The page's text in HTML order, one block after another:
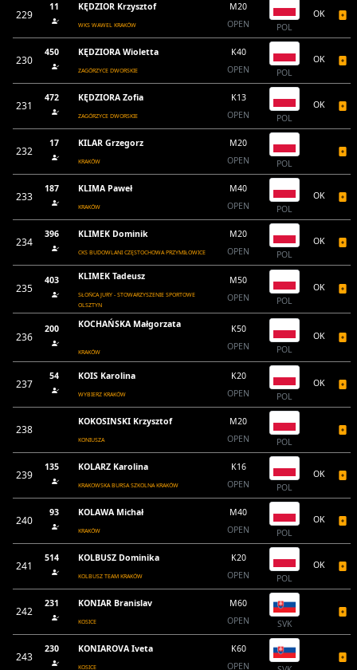
229
11 KĘDZIOR Krzysztof
WKS WAWEL KRAKÓW
M20
OPEN
POL
OK
230
450 KĘDZIORA Wioletta
ZAGÓRZYCE DWORSKIE
K40
OPEN
POL
OK
231
472 KĘDZIORA Zofia
ZAGÓRZYCE DWORSKIE
K13
OPEN
POL
OK
232
17 KILAR Grzegorz
KRAKÓW
M20
OPEN
POL
233
187 KLIMA Paweł
KRAKÓW
M40
OPEN
POL
OK
234
396 KLIMEK Dominik
CKS BUDOWLANI CZĘSTOCHOWA PRZYMIŁOWICE
M20
OPEN
POL
OK
235
403 KLIMEK Tadeusz
SŁOŃCA JURY - STOWARZYSZENIE SPORTOWE
OLSZTYN
M50
OPEN
POL
OK
236
200 KOCHAŃSKA Małgorzata
KRAKÓW
K50
OPEN
POL
OK
237
54 KOIS Karolina
WYBIERZ KRAKÓW
K20
OPEN
POL
OK
238
KOKOSINSKI Krzysztof
KONIUSZA
M20
OPEN
POL
239
135 KOLARZ Karolina
KRAKOWSKA BURSA SZKOLNA KRAKÓW
K16
OPEN
POL
OK
240
93 KOLAWA Michał
KRAKÓW
M40
OPEN
POL
OK
241
514 KOLBUSZ Dominika
KOLBUSZ TEAM KRAKÓW
K20
OPEN
POL
OK
242
231 KONIAR Branislav
KOSICE
M60
OPEN
SVK
243
230 KONIAROVA Iveta
KOSICE
K60
OPEN